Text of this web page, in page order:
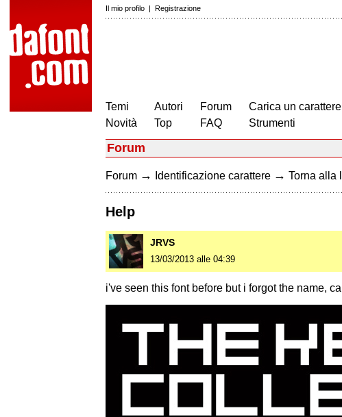
Il mio profilo | Registrazione
Temi
Novità
Autori
Top
Forum
FAQ
Carica un carattere
Strumenti
Forum
Forum → Identificazione carattere → Torna alla
Help
JRVS
13/03/2013 alle 04:39
i've seen this font before but i forgot the name,